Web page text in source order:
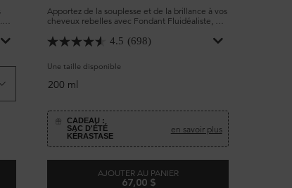
Apportez de la souplesse et de la brillance à vos
cheveux rebelles avec Fondant Fluidéaliste, un
doux.
4.5 (698)
Une taille disponible
200 ml
CADEAU :
SAC D'ÉTÉ
KÉRASTASE
en savoir plus
AJOUTER AU PANIER
67,00 $